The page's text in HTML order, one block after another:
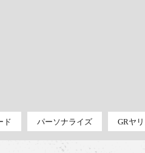
ド パーソナライズ GRヤ